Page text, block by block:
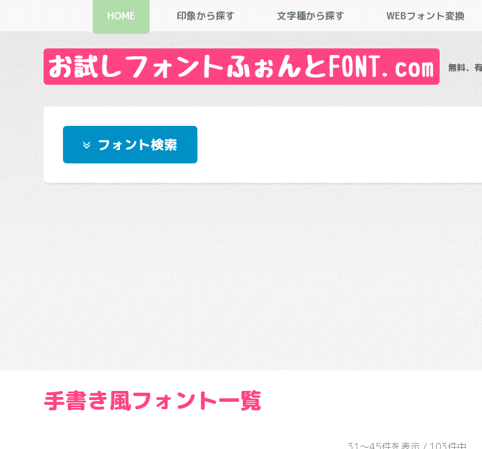
お試しフォントふぉんとFONT.com 無料、
フォント検索
手書き風フォント一覧
31～45件を表示 / 103件中
HOME 印象から探す 文字種から探す WEBフォント変換